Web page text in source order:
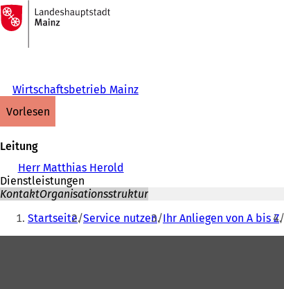
Inhalt anspringen
Zur
Startseite
Wirtschaftsbetrieb Mainz
vorlesen
Leitung
Herr Matthias Herold
Dienstleistungen
KontaktOrganisationsstruktur
Sie
befinden
Startseite Service nutzen Ihr Anliegen von A bis Z